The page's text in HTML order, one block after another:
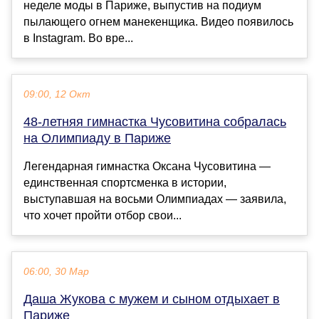
неделе моды в Париже, выпустив на подиум
пылающего огнем манекенщика. Видео появилось
в Instagram. Во вре...
09:00, 12 Окт
48-летняя гимнастка Чусовитина собралась
на Олимпиаду в Париже
Легендарная гимнастка Оксана Чусовитина —
единственная спортсменка в истории,
выступавшая на восьми Олимпиадах — заявила,
что хочет пройти отбор свои...
06:00, 30 Мар
Даша Жукова с мужем и сыном отдыхает в
Париже